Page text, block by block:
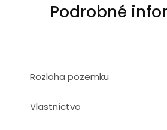
Podrobné
Rozloha pozemku
Vlastníctvo